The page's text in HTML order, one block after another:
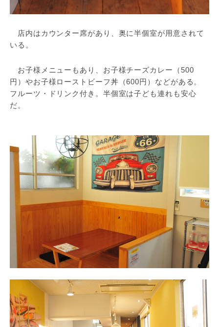
店内はカウンター席があり、奥に半個室が用意されて
いる。
お子様メニューもあり、お子様チーズカレー（500
円）やお子様ローストビーフ丼（600円）などがある。
フルーツ・ドリンク付き。半個室は子ども連れも安心
だ。